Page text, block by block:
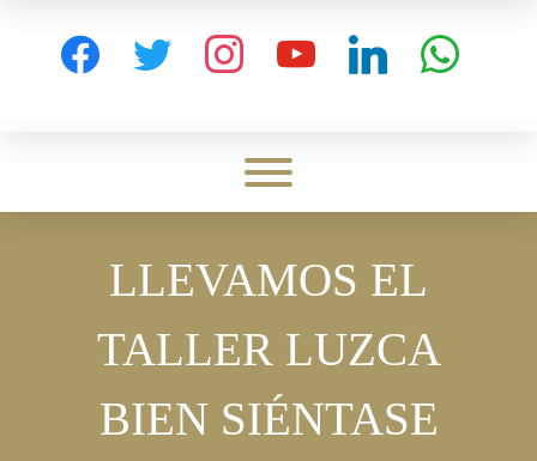
facebook twitter instagram youtube linkedin whatsapp
Toggle menu visibility.
LLEVAMOS EL
TALLER LUZCA
BIEN SIÉNTASE